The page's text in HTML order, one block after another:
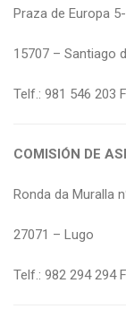
Praza de Europa
15707 – Santiago
Telf.: 981 546 203
COMISIÓN DE
Ronda da Muralla
27071 – Lugo
Telf.: 982 294 294